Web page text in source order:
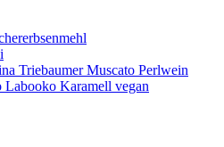
Triebaumer Muscato Perlwein
Karamell vegan